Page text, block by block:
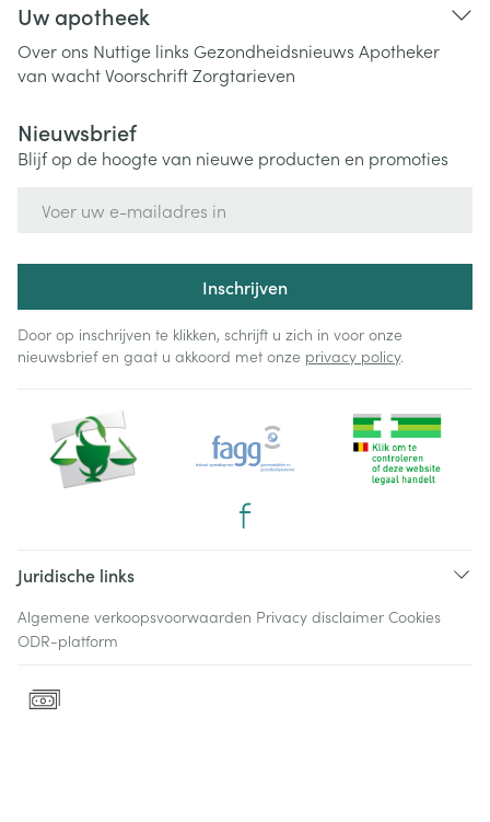
Uw apotheek
Over ons Nuttige links Gezondheidsnieuws Apotheker
van wachtVoorschriftZorgtarieven
Nieuwsbrief
Blijf op de hoogte van nieuwe producten en promoties
Inschrijven
Door op inschrijven te klikken, schrijft u zich in voor onze
nieuwsbrief en gaat u akkoord met onze privacy policy.
Juridische links
Algemene verkoopsvoorwaarden Privacy disclaimer Cookies
ODR-platform